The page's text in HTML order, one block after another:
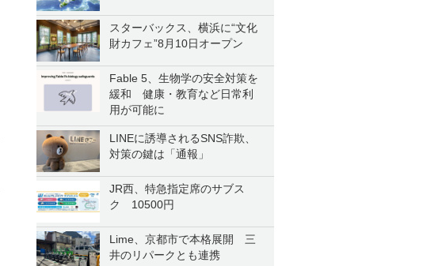
スターバックス、横浜に“文化
財カフェ”8月10日オープン
Fable 5、生物学の安全対策を
緩和 健康・教育など日常利
用が可能に
LINEに誘導されるSNS詐欺、
対策の鍵は「通報」
JR西、特急指定席のサブス
ク 10500円
Lime、京都市で本格展開 三
井のリパークとも連携